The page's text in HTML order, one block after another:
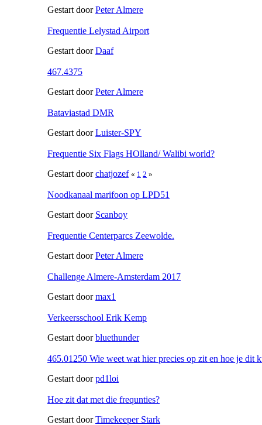
Gestart doorPeter Almere
Frequentie Lelystad Airport
Gestart doorDaaf
467.4375
Gestart doorPeter Almere
Bataviastad DMR
Gestart doorLuister-SPY
Frequentie Six Flags HOlland/ Walibi world?
Gestart doorchatjozef « 1 2 »
Noodkanaal marifoon op LPD51
Gestart door Scanboy
Frequentie Centerparcs Zeewolde.
Gestart doorPeter Almere
Challenge Almere-Amsterdam 2017
Gestart doormax1
Verkeersschool Erik Kemp
Gestart doorbluethunder
465.01250 Wie weet wat hier precies op zit en hoe je dit
Gestart doorpd1loi
Hoe zit dat met die frequnties?
Gestart doorTimekeeper Stark